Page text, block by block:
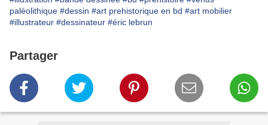
paléolithique #dessin #art prehistorique en bd #art mobilier
#illustrateur #dessinateur #éric lebrun
Partager